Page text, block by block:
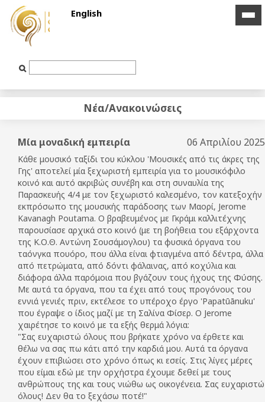
icon
icon
English
Input
Νέα/Ανακοινώσεις
Μία μοναδική εμπειρία 06 Απριλίου 2025
Κάθε μουσικό ταξίδι του κύκλου 'Μουσικές από τις άκρες της
Γης' αποτελεί μία ξεχωριστή εμπειρία για το μουσικόφιλο
κοινό και αυτό ακριβώς συνέβη και στη συναυλία της
Παρασκευής 4/4 με τον ξεχωριστό καλεσμένο, τον κατεξοχήν
εκπρόσωπο της μουσικής παράδοσης των Μαορί, Jerome
Kavanagh Poutama. Ο βραβευμένος με Γκράμι καλλιτέχνης
παρουσίασε αρχικά στο κοινό (με τη βοήθεια του εξάρχοντα
της Κ.Ο.Θ. Αντώνη Σουσάμογλου) τα φυσικά όργανα του
ταόνγκα πουόρο, που άλλα είναι φτιαγμένα από δέντρα, άλλα
από πετρώματα, από δόντι φάλαινας, από κοχύλια και
διάφορα άλλα παρόμοια που βγάζουν τους ήχους της Φύσης.
Με αυτά τα όργανα, που τα έχει από τους προγόνους του
εννιά γενιές πριν, εκτέλεσε το υπέροχο έργο 'Papatūānuku'
που έγραψε ο ίδιος μαζί με τη Σαλίνα Φίσερ. Ο Jerome
χαιρέτησε το κοινό με τα εξής θερμά λόγια:
"Σας ευχαριστώ όλους που βρήκατε χρόνο να έρθετε και
θέλω να σας πω κάτι από την καρδιά μου. Αυτά τα όργανα
έχουν επιβιώσει στο χρόνο όπως κι εσείς. Στις λίγες μέρες
που είμαι εδώ με την ορχήστρα έχουμε δεθεί με τους
ανθρώπους της και τους νιώθω ως οικογένεια. Σας ευχαριστώ
όλους! Δεν θα το ξεχάσω ποτέ!"